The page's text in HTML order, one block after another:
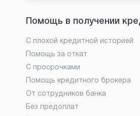
Помощь в получении
С плохой кредитной историей
Помощь за откат
С просрочками
Помощь кредитного брокера
От сотрудников банка
Без предоплат